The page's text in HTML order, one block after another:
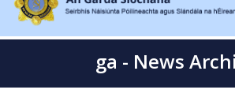
ga - News